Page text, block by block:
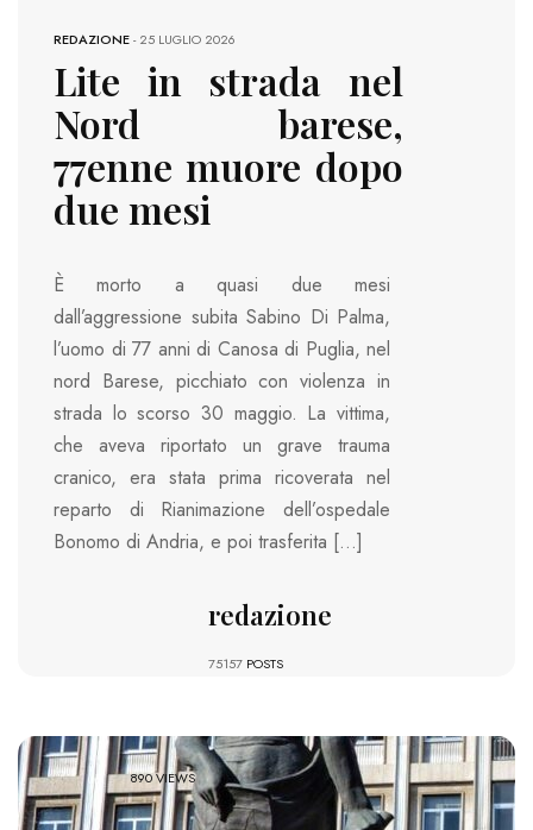
REDAZIONE-25 LUGLIO 2026
Lite in strada nel
Nord barese,
77enne muore dopo
due mesi
È morto a quasi due mesi
dall’aggressione subita Sabino Di Palma,
l’uomo di 77 anni di Canosa di Puglia, nel
nord Barese, picchiato con violenza in
strada lo scorso 30 maggio. La vittima,
che aveva riportato un grave trauma
cranico, era stata prima ricoverata nel
reparto di Rianimazione dell’ospedale
Bonomo di Andria, e poi trasferita […]
redazione
75157 POSTS
890 VIEWS